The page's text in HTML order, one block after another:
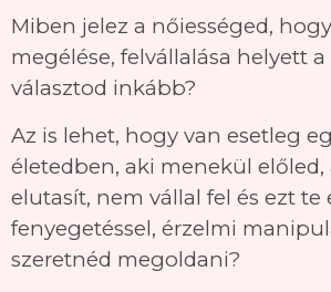
Miben jelez a nőiességed,
megélése, felvállalása helyett
választod inkább?
Az is lehet, hogy van esetleg
életedben, aki menekül előled,
elutasít, nem vállal fel és ezt te
fenyegetéssel, érzelmi
szeretnéd megoldani?